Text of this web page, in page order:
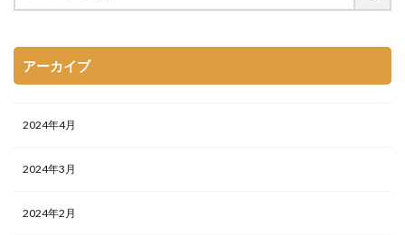
アーカイブ
2024年4月
2024年3月
2024年2月